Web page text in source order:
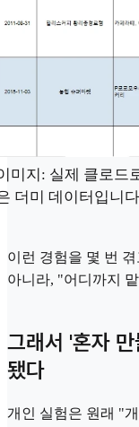
미지: 실제 클로드
더미 데이터입니
이런 경험을 몇 번
아니라, "어디까지
그래서 '혼자
됐다
개인 실험은 원래 "